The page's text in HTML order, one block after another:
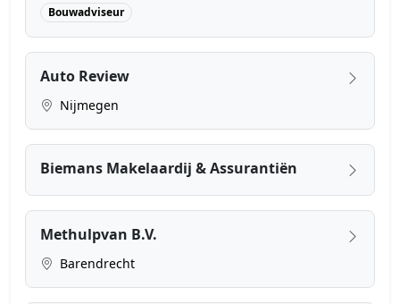
Bouwadviseur
Auto Review
Nijmegen
Biemans Makelaardij & Assurantiën
Methulpvan B.V.
Barendrecht